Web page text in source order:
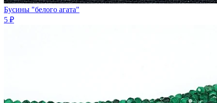
Бусины "белого агата"
5 ₽